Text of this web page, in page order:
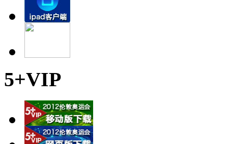
5+VIP